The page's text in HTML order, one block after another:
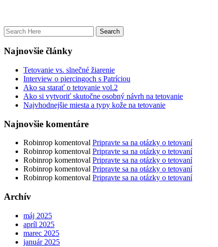
Najnovšie články
Tetovanie vs. slnečné žiarenie
Interview o piercingoch s Patríciou
Ako sa starať o tetovanie vol.2
Ako si vytvoriť skutočne osobný návrh na tetovanie
Najvhodnejšie miesta a typy kože na tetovanie
Najnovšie komentáre
Robinrop komentoval Pripravte sa na otázky o tetovaní
Robinrop komentoval Pripravte sa na otázky o tetovaní
Robinrop komentoval Pripravte sa na otázky o tetovaní
Robinrop komentoval Pripravte sa na otázky o tetovaní
Robinrop komentoval Pripravte sa na otázky o tetovaní
Archív
máj 2025
apríl 2025
marec 2025
január 2025